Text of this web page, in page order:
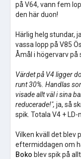
på V64, vann fem
den här duon!
Härlig helg stundar,
vassa lopp på V85
Åmål i högervarv på
Värdet på V4 ligger
runt 30%. Handlas
visade allt väl i sina
reducerade!", ja, så
spik. Totala V4 +
Vilken kväll det blev
eftermiddagen om
Boko blev spik på